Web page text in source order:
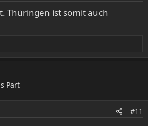
Thüringen ist somit auch
Part
#11